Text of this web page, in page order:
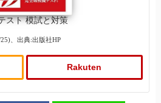
スト 模試と対策
、出典:出版社HP
Rakuten